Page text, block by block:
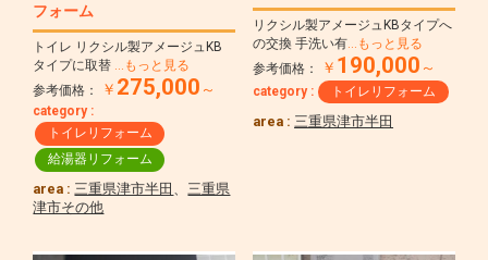
フォーム
トイレ リクシル製アメージュKB
タイプに取替 …もっと見る
参考価格：
￥ 275,000 ～
category :
トイレリフォーム
給湯器リフォーム
area :三重県津市半田 、三重県
津市その他
リクシル製アメージュKBタイプへ
の交換 手洗い有…もっと見る
参考価格：
￥ 190,000 ～
category : トイレリフォーム
area :三重県津市半田